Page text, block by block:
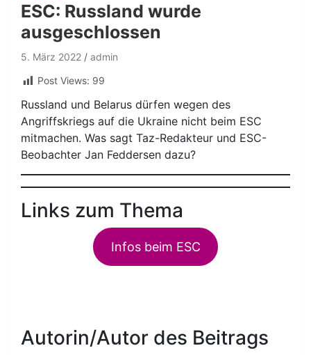
ESC: Russland wurde
ausgeschlossen
5. März 2022
admin
Post Views: 99
Russland und Belarus dürfen wegen des
Angriffskriegs auf die Ukraine nicht beim ESC
mitmachen. Was sagt Taz-Redakteur und ESC-
Beobachter Jan Feddersen dazu?
Links zum Thema
Infos beim ESC
Autorin/Autor des Beitrags